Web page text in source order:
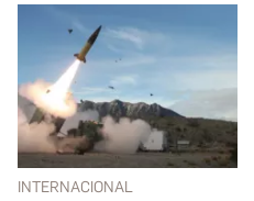
INTERNACIONAL